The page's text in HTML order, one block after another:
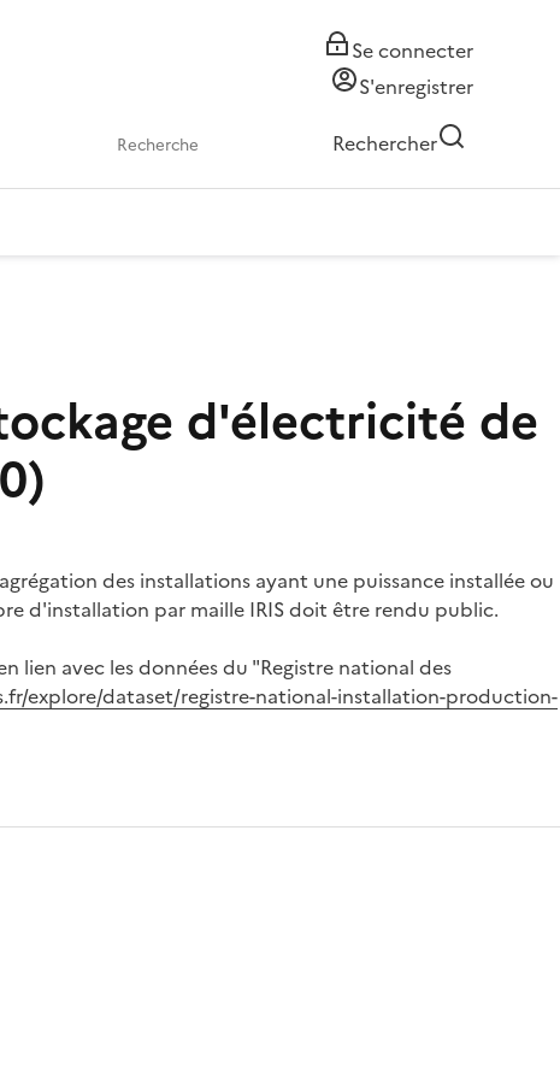
Se connecter
S'enregistrer
Rechercher
d'électricité de
des installations ayant une puissance installée ou
d'installation par maille IRIS doit être rendu public.
lien avec les données du "Registre national des
explore/dataset/registre-national-installation-production-